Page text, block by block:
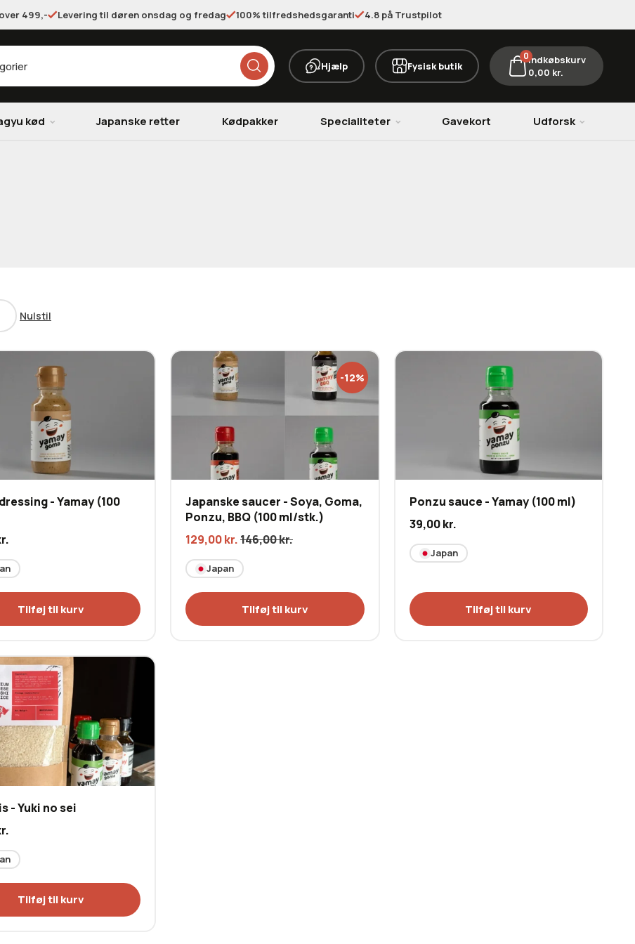
499,- Levering til døren onsdag og fredag 100% tilfredshedsgaranti 4.8 på Trustpilot
Hjælp Fysisk butik
0Indkøbskurv
0,00 kr.
kød Japanske retter Kødpakker Specialiteter Gavekort Udforsk
Nulstil
- Yamay (100
Tilføj til kurv
-12%
Japanske saucer - Soya, Goma,
Ponzu, BBQ (100 ml/stk.)
129,00kr.146,00kr.
Japan
Tilføj til kurv
Ponzu sauce - Yamay (100 ml)
39,00kr.
Japan
Tilføj til kurv
- Yuki no sei
Tilføj til kurv